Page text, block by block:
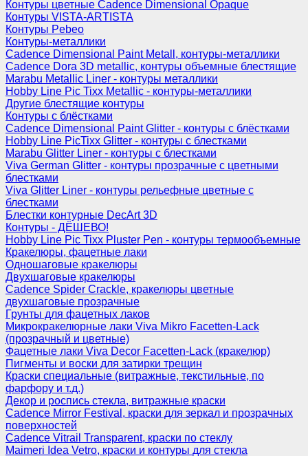
Контуры цветные Cadence Dimensional Opaque
Контуры VISTA-ARTISTA
Контуры Pebeo
Контуры-металлики
Cadence Dimensional Paint Metall, контуры-металлики
Cadence Dora 3D metallic, контуры объемные блестящие
Marabu Metallic Liner - контуры металлики
Hobby Line Pic Tixx Metallic - контуры-металлики
Другие блестящие контуры
Контуры с блёстками
Cadence Dimensional Paint Glitter - контуры с блёстками
Hobby Line PicTixx Glitter - контуры с блестками
Marabu Glitter Liner - контуры с блестками
Viva German Glitter - контуры прозрачные с цветными
блестками
Viva Glitter Liner - контуры рельефные цветные с
блестками
Блестки контурные DecArt 3D
Контуры - ДЁШЕВО!
Hobby Line Pic Tixx Pluster Pen - контуры термообъемные
Кракелюры, фацетные лаки
Одношаговые кракелюры
Двухшаговые кракелюры
Cadence Spider Crackle, кракелюры цветные
двухшаговые прозрачные
Грунты для фацетных лаков
Микрокракелюрные лаки Viva Mikro Facetten-Lack
(прозрачный и цветные)
Фацетные лаки Viva Decor Facetten-Lack (кракелюр)
Пигменты и воски для затирки трещин
Краски специальные (витражные, текстильные, по
фарфору и т.д.)
Декор и роспись стекла, витражные краски
Cadence Mirror Festival, краски для зеркал и прозрачных
поверхностей
Cadence Vitrail Transparent, краски по стеклу
Maimeri Idea Vetro, краски и контуры для стекла